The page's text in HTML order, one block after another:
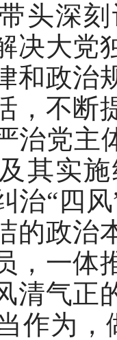
头深
决大党
和政治
，不断
治党主
其实
治“四
的政治
，一体
清气正
作为